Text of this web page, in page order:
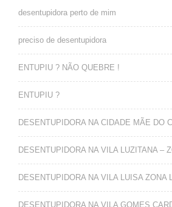
desentupidora perto de mim
preciso de desentupidora
ENTUPIU ? NÃO QUEBRE !
ENTUPIU ?
DESENTUPIDORA NA CIDADE MÃE DO
DESENTUPIDORA NA VILA LUZITANA –
DESENTUPIDORA NA VILA LUISA
DESENTUPIDORA NA VILA GOMES